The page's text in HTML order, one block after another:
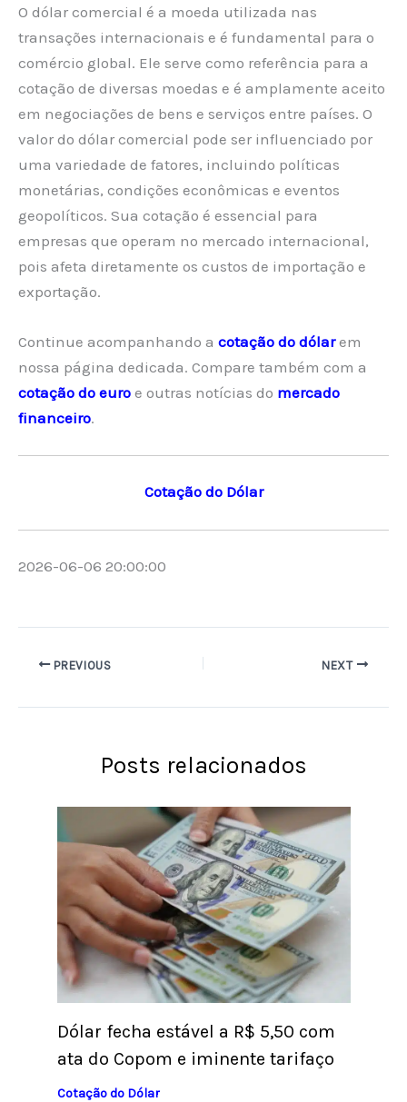
O dólar comercial é a moeda utilizada nas
transações internacionais e é fundamental para o
comércio global. Ele serve como referência para a
cotação de diversas moedas e é amplamente aceito
em negociações de bens e serviços entre países. O
valor do dólar comercial pode ser influenciado por
uma variedade de fatores, incluindo políticas
monetárias, condições econômicas e eventos
geopolíticos. Sua cotação é essencial para
empresas que operam no mercado internacional,
pois afeta diretamente os custos de importação e
exportação.
Continue acompanhando a cotação do dólarem
nossa página dedicada. Compare também com a
cotação do euro e outras notícias do mercado
financeiro.
Cotação do Dólar
2026-06-06 20:00:00
PREVIOUS NEXT
Posts relacionados
Dólar fecha estável a R$ 5,50 com
ata do Copom e iminente tarifaço
Cotação do Dólar